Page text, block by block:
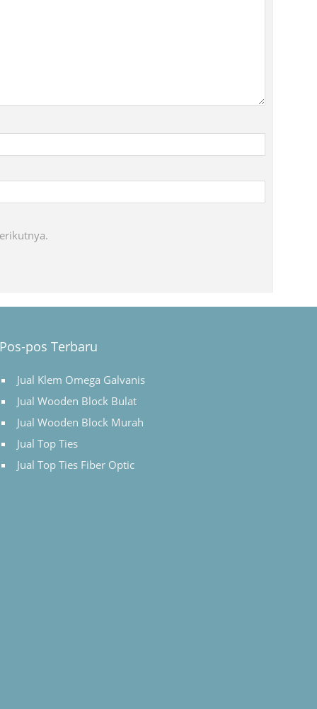
Pos-pos Terbaru
Jual Klem Omega Galvanis
Jual Wooden Block Bulat
Jual Wooden Block Murah
Jual Top Ties
Jual Top Ties Fiber Optic